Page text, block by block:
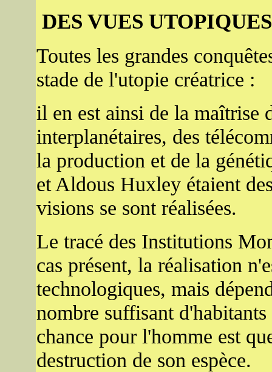
DES VUES
Toutes les grandes
stade de l'utopie créatrice :
il en est ainsi de la maîtrise
interplanétaires, des
la production et de la
et Aldous Huxley étaient
visions se sont réalisées.
Le tracé des Institutions
cas présent, la réalisation
technologiques, mais
nombre suffisant
chance pour l'homme est
destruction de son espèce.